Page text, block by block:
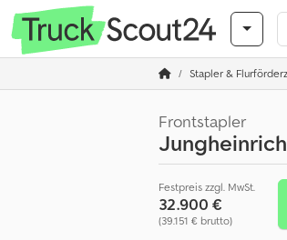
Stapler &
Frontstapler
Jungheinrich
Festpreis zzgl. MwSt.
32.900 €
(39.151 € brutto)